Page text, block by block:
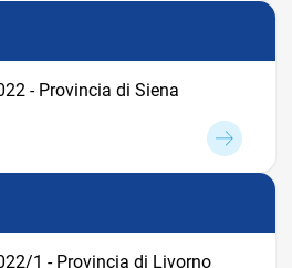
- Provincia di Siena
1 - Provincia di Livorno